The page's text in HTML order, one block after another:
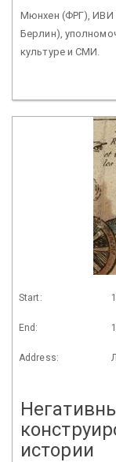
Мюнхен (ФРГ), ИВИ
Берлин),
культуре и СМИ.
Start:
End:
Address:
истории